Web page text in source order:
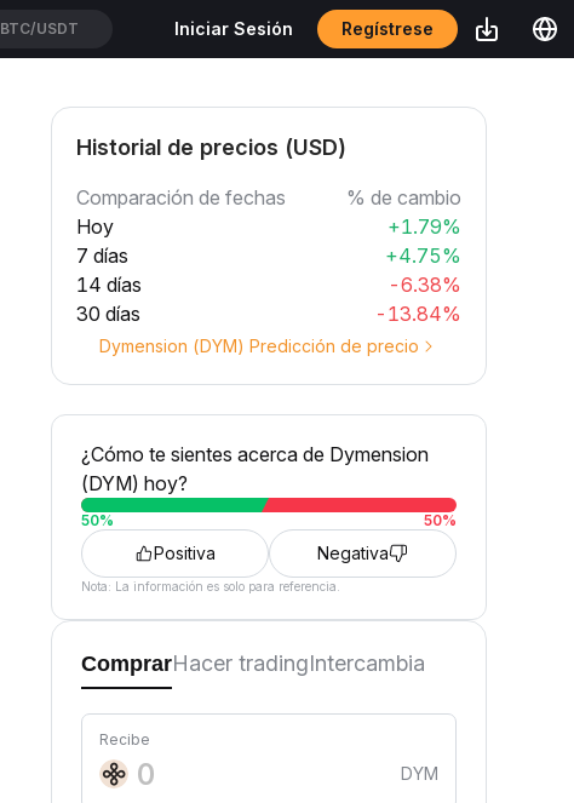
SPCXUSDT Iniciar Sesión Regístrese
Historial de precios (USD)
Comparación de fechas
% de cambio
Hoy
+1.79%
7 días
+4.75%
14 días
-6.38%
30 días
-13.84%
Dymension (DYM) Predicción de precio
¿Cómo te sientes acerca de Dymension
(DYM) hoy?
50% 50%
Positiva Negativa
Nota: La información es solo para referencia.
ComprarHacer tradingIntercambia
Recibe
DYM